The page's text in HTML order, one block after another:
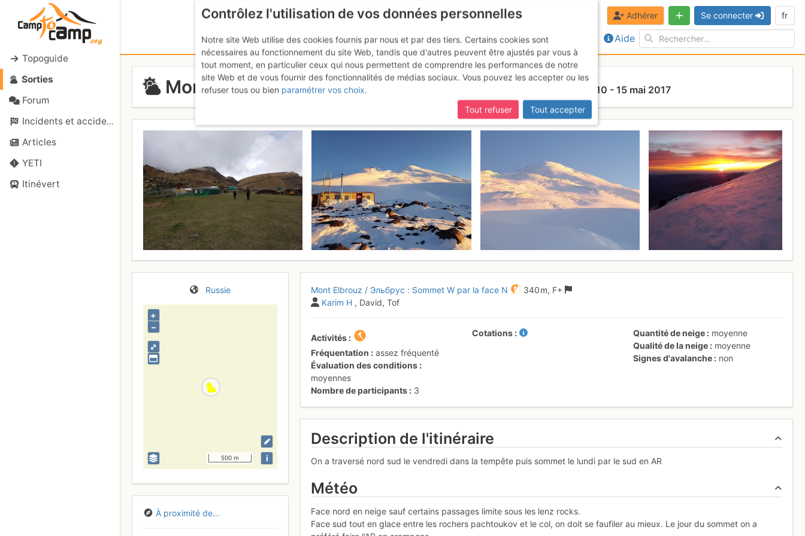
Topoguide
Sorties
Forum
Incidents et accidents
Articles
YETI
Itinévert
Aide
Adhérer Se connecter fr
Mont Elbrouz / Эльбрус : Sommet W par la face N 10 - 15 mai 2017
Russie
⤢
+
–
500 m i
À proximité de...
Mont Elbrouz / Эльбрус : Sommet W par la face N 340 m, F+
Karim H , David, Tof
Activités
Fréquentation
assez fréquenté
Évaluation des conditions
moyennes
Nombre de participants
3
Cotations Quantité de neige
moyenne
Qualité de la neige
moyenne
Signes d'avalanche
non
Description de l'itinéraire
On a traversé nord sud le vendredi dans la tempête puis sommet le lundi par le sud en AR
Météo
Face nord en neige sauf certains passages limite sous les lenz rocks.
Face sud tout en glace entre les rochers pachtoukov et le col, on doit se faufiler au mieux. Le jour du sommet on a
Contrôlez l'utilisation de vos données personnelles
Notre site Web utilise des cookies fournis par nous et par des tiers. Certains cookies sont
nécessaires au fonctionnement du site Web, tandis que d'autres peuvent être ajustés par vous à
tout moment, en particulier ceux qui nous permettent de comprendre les performances de notre
site Web et de vous fournir des fonctionnalités de médias sociaux. Vous pouvez les accepter ou les
refuser tous ou bien paramétrer vos choix.
Tout refuser
Tout accepter